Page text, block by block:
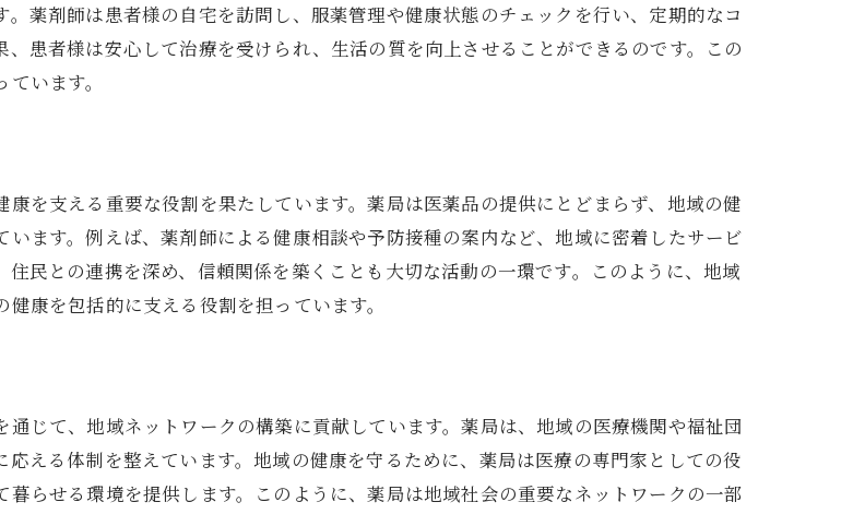
おける薬局の役割と責任
施する地域福祉イベントの事例
関とのネットワークの重要性
添う薬局のサービス展開
ナーとしての薬剤師の役割
健康維持を支える相談窓口
ニーズに応える薬局の姿勢
に与える影響と福祉支援の未来
援の未来を見据えた薬局の役割
たす地域社会への貢献の実例
薬剤師は患者様の自宅を訪問し、服薬管理や健康状態のチェックを行い、定期的なコ
患者様は安心して治療を受けられ、生活の質を向上させることができるのです。この
います。
を支える重要な役割を果たしています。薬局は医薬品の提供にとどまらず、地域の健
ます。例えば、薬剤師による健康相談や予防接種の案内など、地域に密着したサービ
民との連携を深め、信頼関係を築くことも大切な活動の一環です。このように、地域
康を包括的に支える役割を担っています。
じて、地域ネットワークの構築に貢献しています。薬局は、地域の医療機関や福祉団
える体制を整えています。地域の健康を守るために、薬局は医療の専門家としての役
らせる環境を提供します。このように、薬局は地域社会の重要なネットワークの一部